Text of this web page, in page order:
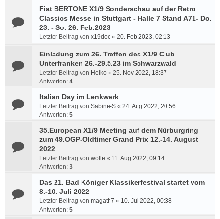
Fiat BERTONE X1/9 Sonderschau auf der Retro
Classics Messe in Stuttgart - Halle 7 Stand A71- Do.
23. - So. 26. Feb.2023
Letzter Beitrag von x19doc « 20. Feb 2023, 02:13
Einladung zum 26. Treffen des X1/9 Club
Unterfranken 26.-29.5.23 im Schwarzwald
Letzter Beitrag von Heiko « 25. Nov 2022, 18:37
Antworten: 4
Italian Day im Lenkwerk
Letzter Beitrag von Sabine-S « 24. Aug 2022, 20:56
Antworten: 5
35.European X1/9 Meeting auf dem Nürburgring
zum 49.OGP-Oldtimer Grand Prix 12.-14. August
2022
Letzter Beitrag von wolle « 11. Aug 2022, 09:14
Antworten: 3
Das 21. Bad Königer Klassikerfestival startet vom
8.-10. Juli 2022
Letzter Beitrag von magath7 « 10. Jul 2022, 00:38
Antworten: 5